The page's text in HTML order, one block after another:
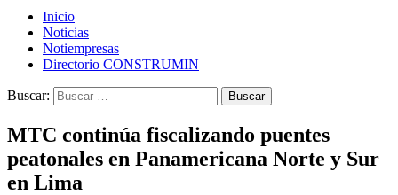
Inicio
Noticias
Notiempresas
Directorio CONSTRUMIN
Buscar:
MTC continúa fiscalizando puentes
peatonales en Panamericana Norte y Sur
en Lima